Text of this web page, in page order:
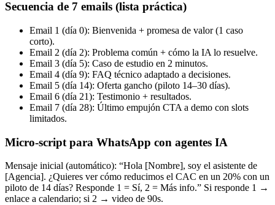
Secuencia de 7 emails (lista práctica)
Email 1 (día 0): Bienvenida + promesa de valor (1 caso
corto).
Email 2 (día 2): Problema común + cómo la IA lo resuelve.
Email 3 (día 5): Caso de estudio en 2 minutos.
Email 4 (día 9): FAQ técnico adaptado a decisiones.
Email 5 (día 14): Oferta gancho (piloto 14–30 días).
Email 6 (día 21): Testimonio + resultados.
Email 7 (día 28): Último empujón CTA a demo con slots
limitados.
Micro‑script para WhatsApp con agentes IA
Mensaje inicial (automático): “Hola [Nombre], soy el asistente de
[Agencia]. ¿Quieres ver cómo reducimos el CAC en un 20% con un
piloto de 14 días? Responde 1 = Sí, 2 = Más info.” Si responde 1 →
enlace a calendario; si 2 → video de 90s.